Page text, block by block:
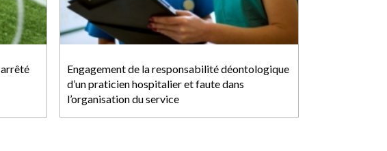
arrêté
Engagement de la responsabilité déontologique
d’un praticien hospitalier et faute dans
l’organisation du service